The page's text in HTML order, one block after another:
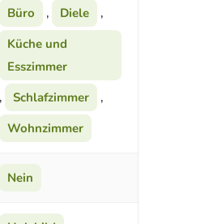
Büro , Diele
,
Küche und
Esszimmer
,
Schlafzimmer
,
Wohnzimmer
Nein